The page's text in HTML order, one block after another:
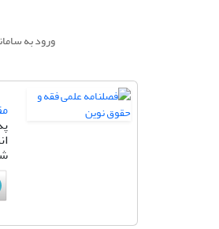
ورود به